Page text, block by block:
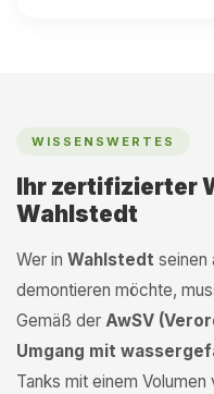
WISSENSWERTES
Ihr zertifizierter
Wahlstedt
Wer in Wahlstedt seinen
demontieren möchte,
Gemäß der AwSV
Umgang mit
Tanks mit einem